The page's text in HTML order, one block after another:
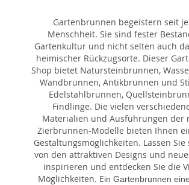
Gartenbrunnen begeistern seit
Menschheit. Sie sind fester
Gartenkultur und nicht selten auch
heimischer Rückzugsorte. Dieser
Shop bietet Natursteinbrunnen,
Wandbrunnen, Antikbrunnen und
Edelstahlbrunnen,
Findlinge. Die vielen
Materialien und Ausführungen der
Zierbrunnen-Modelle bieten Ihnen
Gestaltungsmöglichkeiten. Lassen
von den attraktiven Designs und
inspirieren und entdecken Sie die
Möglichkeiten. Ein Gartenbrunnen